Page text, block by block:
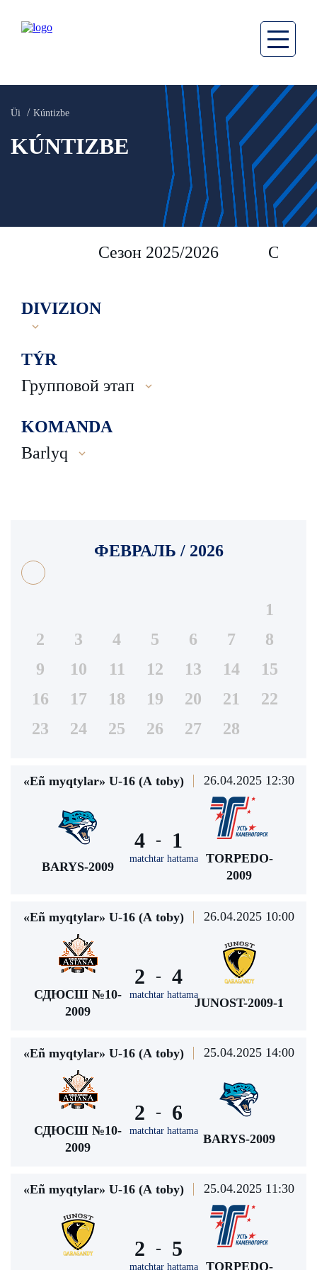
Üi Kúntizbe
KÚNTIZBE
Сезон 2025/2026 Сезон
DIVIZION
TÝR
Групповой этап
KOMANDA
Barlyq
ФЕВРАЛЬ / 2026
1
2
3 4 5 6 7
8
9
10 11 12 13 14
15
16
17 18 19 20 21
22
23
24 25 26 27 28
«Eñ myqtylar» U-16 (А toby) 26.04.2025 12:30
BARYS-2009
4 -
matchtar hattama
1
TORPEDO-
2009
«Eñ myqtylar» U-16 (А toby) 26.04.2025 10:00
СДЮСШ №10-
2009
2 -
matchtar hattama
4
JUNOST-2009-1
«Eñ myqtylar» U-16 (А toby) 25.04.2025 14:00
СДЮСШ №10-
2009
2 -
matchtar hattama
6
BARYS-2009
«Eñ myqtylar» U-16 (А toby) 25.04.2025 11:30
2 -
matchtar hattama
5
TORPEDO-